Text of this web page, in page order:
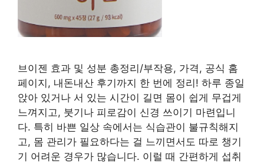
브이젠 효과 및 성분 총정리/부작용, 가격, 공식 홈
페이지, 내돈내산 후기까지 한 번에 정리! 하루 종일
앉아 있거나 서 있는 시간이 길면 몸이 쉽게 무겁게
느껴지고, 붓기나 피로감이 신경 쓰이기 마련입니
다. 특히 바쁜 일상 속에서는 식습관이 불규칙해지
고, 몸 관리가 필요하다는 걸 느끼면서도 따로 챙기
기 어려운 경우가 많습니다. 이럴 때 간편하게 섭취